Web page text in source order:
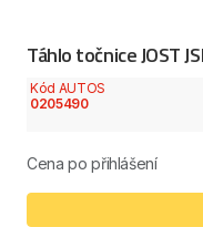
Táhlo točnice JOST
Kód AUTOS
0205490
Cena po přihlášení